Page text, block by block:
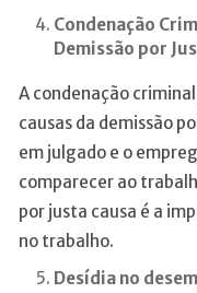
Condenação
Demissão por
A condenação
causas da demissão
em julgado e o
comparecer ao
por justa causa é a
no trabalho.
Desídia no